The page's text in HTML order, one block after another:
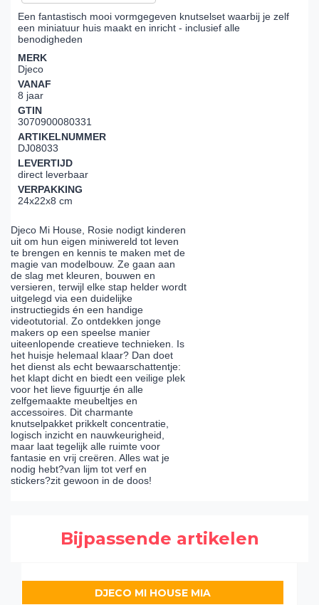
Een fantastisch mooi vormgegeven knutselset waarbij je zelf
een miniatuur huis maakt en inricht - inclusief alle
benodigheden
MERK
Djeco
VANAF
8 jaar
GTIN
3070900080331
ARTIKELNUMMER
DJ08033
LEVERTIJD
direct leverbaar
VERPAKKING
24x22x8 cm
Djeco Mi House, Rosie nodigt kinderen
uit om hun eigen miniwereld tot leven
te brengen en kennis te maken met de
magie van modelbouw. Ze gaan aan
de slag met kleuren, bouwen en
versieren, terwijl elke stap helder wordt
uitgelegd via een duidelijke
instructiegids én een handige
videotutorial. Zo ontdekken jonge
makers op een speelse manier
uiteenlopende creatieve technieken. Is
het huisje helemaal klaar? Dan doet
het dienst als echt bewaarschattentje:
het klapt dicht en biedt een veilige plek
voor het lieve figuurtje én alle
zelfgemaakte meubeltjes en
accessoires. Dit charmante
knutselpakket prikkelt concentratie,
logisch inzicht en nauwkeurigheid,
maar laat tegelijk alle ruimte voor
fantasie en vrij creëren. Alles wat je
nodig hebt?van lijm tot verf en
stickers?zit gewoon in de doos!
Bijpassende artikelen
DJECO MI HOUSE MIA